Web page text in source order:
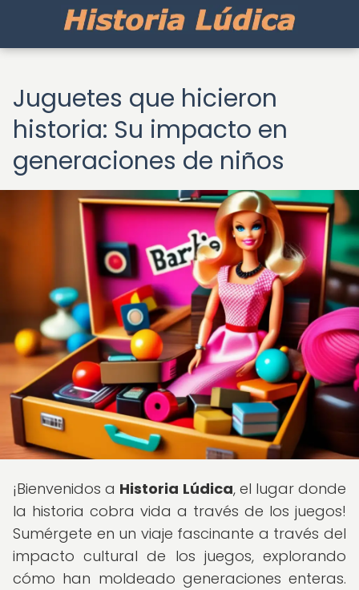
Juguetes que hicieron
historia: Su impacto en
generaciones de niños
¡Bienvenidos a Historia Lúdica, el lugar donde
la historia cobra vida a través de los juegos!
Sumérgete en un viaje fascinante a través del
impacto cultural de los juegos, explorando
cómo han moldeado generaciones enteras.